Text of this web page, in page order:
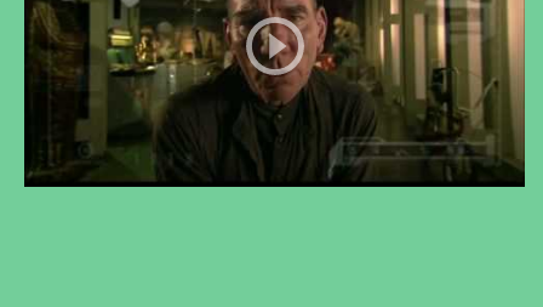
ACTUALITÉS
A PROPOS DE NOUS
À LA RECHERCHE DE FILMS